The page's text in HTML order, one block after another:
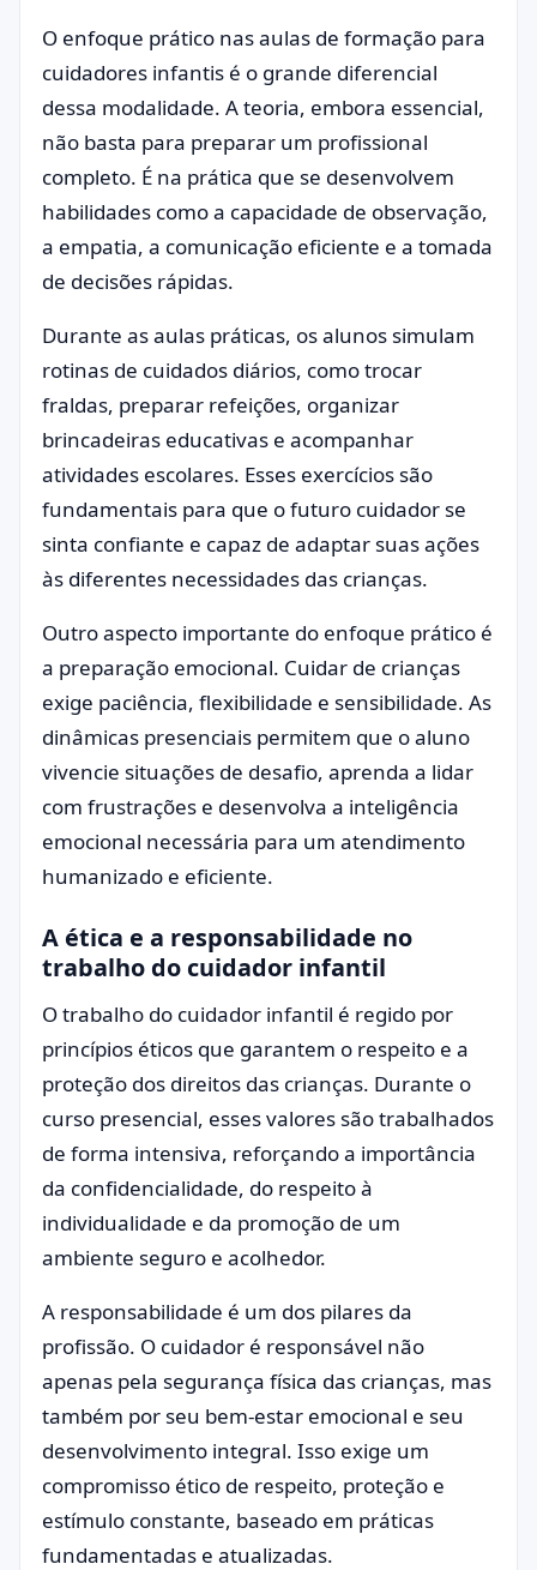
O enfoque prático nas aulas de formação para
cuidadores infantis é o grande diferencial
dessa modalidade. A teoria, embora essencial,
não basta para preparar um profissional
completo. É na prática que se desenvolvem
habilidades como a capacidade de observação,
a empatia, a comunicação eficiente e a tomada
de decisões rápidas.
Durante as aulas práticas, os alunos simulam
rotinas de cuidados diários, como trocar
fraldas, preparar refeições, organizar
brincadeiras educativas e acompanhar
atividades escolares. Esses exercícios são
fundamentais para que o futuro cuidador se
sinta confiante e capaz de adaptar suas ações
às diferentes necessidades das crianças.
Outro aspecto importante do enfoque prático é
a preparação emocional. Cuidar de crianças
exige paciência, flexibilidade e sensibilidade. As
dinâmicas presenciais permitem que o aluno
vivencie situações de desafio, aprenda a lidar
com frustrações e desenvolva a inteligência
emocional necessária para um atendimento
humanizado e eficiente.
A ética e a responsabilidade no
trabalho do cuidador infantil
O trabalho do cuidador infantil é regido por
princípios éticos que garantem o respeito e a
proteção dos direitos das crianças. Durante o
curso presencial, esses valores são trabalhados
de forma intensiva, reforçando a importância
da confidencialidade, do respeito à
individualidade e da promoção de um
ambiente seguro e acolhedor.
A responsabilidade é um dos pilares da
profissão. O cuidador é responsável não
apenas pela segurança física das crianças, mas
também por seu bem-estar emocional e seu
desenvolvimento integral. Isso exige um
compromisso ético de respeito, proteção e
estímulo constante, baseado em práticas
fundamentadas e atualizadas.